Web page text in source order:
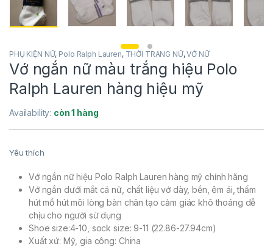
PHỤ KIỆN NỮ, Polo Ralph Lauren, THỜI TRANG NỮ,VỚ NỮ
Vớ ngắn nữ màu trắng hiệu Polo
Ralph Lauren hàng hiệu mỹ
Availability: còn 1 hàng
Yêu thích
Vớ ngắn nữ hiệu Polo Ralph Lauren hàng mỹ chính hãng
Vớ ngắn dưới mắt cá nữ, chất liệu vớ dày, bền, êm ái, thấm
hút mồ hút môi lòng bàn chân tạo cảm giác khô thoáng dễ
chịu cho người sử dụng
Shoe size:4-10, sock size: 9-11 (22.86-27.94cm)
Xuất xứ: Mỹ, gia công: China